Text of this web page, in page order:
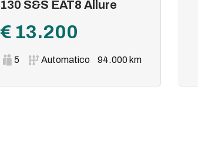
130 S&S EAT8 Allure
€ 13.200
5 Automatico 94.000 km